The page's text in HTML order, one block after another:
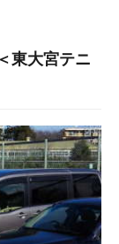
東大宮テニ